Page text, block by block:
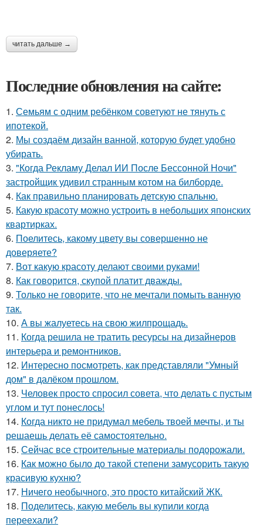
читать дальше →
Последние обновления на сайте:
1. Семьям с одним ребёнком советуют не тянуть с
ипотекой.
2. Мы создаём дизайн ванной, которую будет удобно
убирать.
3. "Когда Рекламу Делал ИИ После Бессонной Ночи"
застройщик удивил странным котом на билборде.
4. Как правильно планировать детскую спальню.
5. Какую красоту можно устроить в небольших японских
квартирках.
6. Поелитесь, какому цвету вы совершенно не
доверяете?
7. Вот какую красоту делают своими руками!
8. Как говорится, скупой платит дважды.
9. Только не говорите, что не мечтали помыть ванную
так.
10. А вы жалуетесь на свою жилпрощадь.
11. Когда решила не тратить ресурсы на дизайнеров
интерьера и ремонтников.
12. Интересно посмотреть, как представляли "Умный
дом" в далёком прошлом.
13. Человек просто спросил совета, что делать с пустым
углом и тут понеслось!
14. Когда никто не придумал мебель твоей мечты, и ты
решаешь делать её самостоятельно.
15. Сейчас все строительные материалы подорожали.
16. Как можно было до такой степени замусорить такую
красивую кухню?
17. Ничего необычного, это просто китайский ЖК.
18. Поделитесь, какую мебель вы купили когда
переехали?